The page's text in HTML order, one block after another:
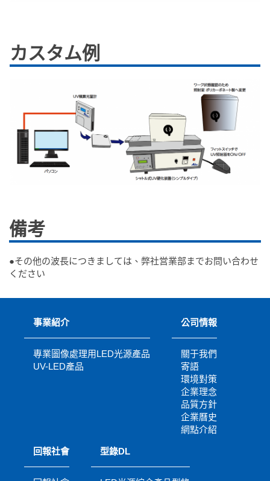
カスタム例
備考
●その他の波長につきましては、弊社営業部までお問い合わせ
ください
事業紹介
專業圖像處理用LED光源產品
UV-LED產品
公司情報
關于我們
寄語
環境對策
企業理念
品質方針
企業曆史
網點介紹
回報社會 型錄DL